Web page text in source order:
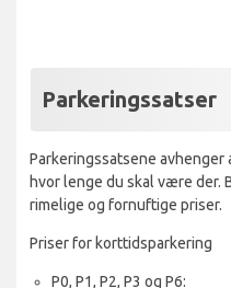
Parkeringssatser
Parkeringssatsene avhenger
hvor lenge du skal være der.
rimelige og fornuftige priser.
Priser for korttidsparkering
P0, P1, P2, P3 og P6: